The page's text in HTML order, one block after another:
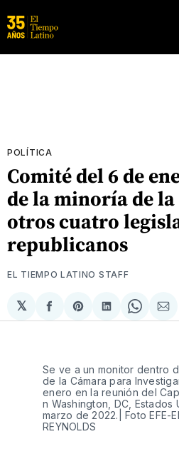
POLÍTICA
Comité del 6 de
de la minoría de la
otros cuatro
republicanos
EL TIEMPO LATINO STAFF
𝕏
Compartir
en
Share
on
Compartir
en
Share
on
Se ve a un monitor dentro
de la Cámara para
enero en la reunión del
n Washington, DC, Estados
marzo de 2022.| Foto EFE-
REYNOLDS